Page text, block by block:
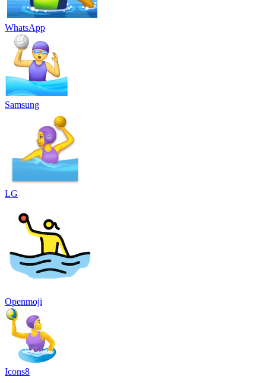
WhatsApp
Samsung
LG
Openmoji
Icons8